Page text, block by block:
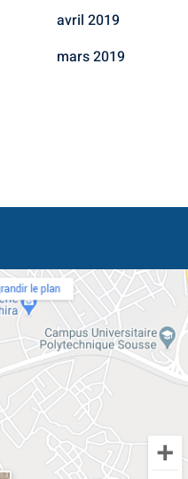
avril 2019
mars 2019